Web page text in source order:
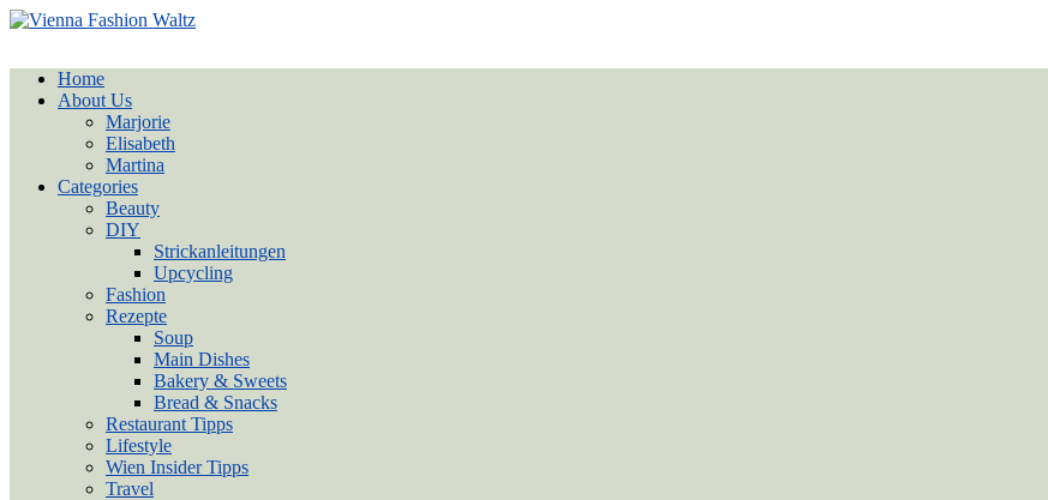
Home
About Us
Marjorie
Elisabeth
Martina
Categories
Beauty
DIY
Strickanleitungen
Upcycling
Fashion
Rezepte
Soup
Main Dishes
Bakery & Sweets
Bread & Snacks
Restaurant Tipps
Lifestyle
Wien Insider Tipps
Travel